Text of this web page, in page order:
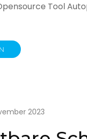
Tool
2023